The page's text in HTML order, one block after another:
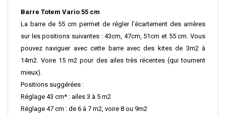
Barre Totem Vario 55 cm
La barre de 55 cm permet de régler l’écartement des arrières
sur les positions suivantes : 43cm, 47cm, 51cm et 55 cm. Vous
pouvez naviguer avec cette barre avec des kites de 3m2 à
14m2. Voire 15 m2 pour des ailes très récentes (qui tournent
mieux).
Positions suggérées :
Réglage 43 cm* : ailes 3 à 5 m2
Réglage 47 cm : de 6 à 7 m2, voire 8 ou 9m2